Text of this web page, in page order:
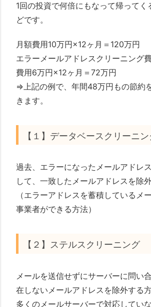
1回の投資で何倍にもなって帰ってく
どです。
月額費用10万円×12ヶ月＝120万円
エラーメールアドレスクリーニング
費用6万円×12ヶ月＝72万円
⇒上記の例で、年間48万円もの節約
きます。
【１】データベースクリーニ
過去、エラーになったメールアドレ
して、一致したメールアドレスを除外
（エラーアドレスを蓄積しているメ
事業者ができる方法）
【２】ステルスクリーニング
メールを送信せずにサーバーに問い
在しないメールアドレスを除外する方
多くのメールサーバーで対応してい